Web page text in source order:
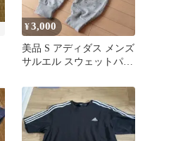
¥3,000
美品 S アディダス メンズ
サルエル スウェットパン